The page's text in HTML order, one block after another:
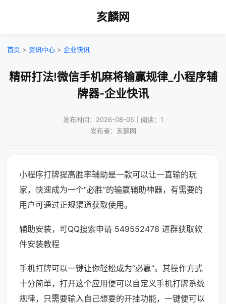
亥麟网
首页 > 资讯中心 > 企业快讯
精研打法!微信手机麻将输赢规律_小程序辅
牌器-企业快讯
发布时间：2026-08-05｜阅读：1
发布者：亥麟网
小程序打牌提高胜率辅助是一款可以让一直输的玩
家，快速成为一个“必胜”的输赢辅助神器，有需要的
用户可通过正规渠道获取使用。
辅助安装，可QQ搜索申请 549552478 进群获取软
件安装教程
手机打牌可以一键让你轻松成为“必赢”。其操作方式
十分简单，打开这个应用便可以自定义手机打牌系统
规律，只需要输入自己想要的开挂功能，一键便可以